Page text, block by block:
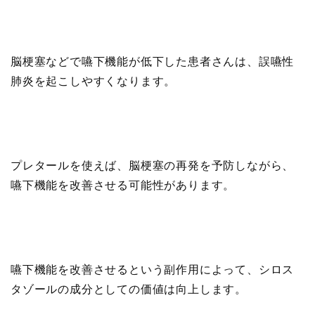
脳梗塞などで嚥下機能が低下した患者さんは、誤嚥性
肺炎を起こしやすくなります。
プレタールを使えば、脳梗塞の再発を予防しながら、
嚥下機能を改善させる可能性があります。
嚥下機能を改善させるという副作用によって、シロス
タゾールの成分としての価値は向上します。